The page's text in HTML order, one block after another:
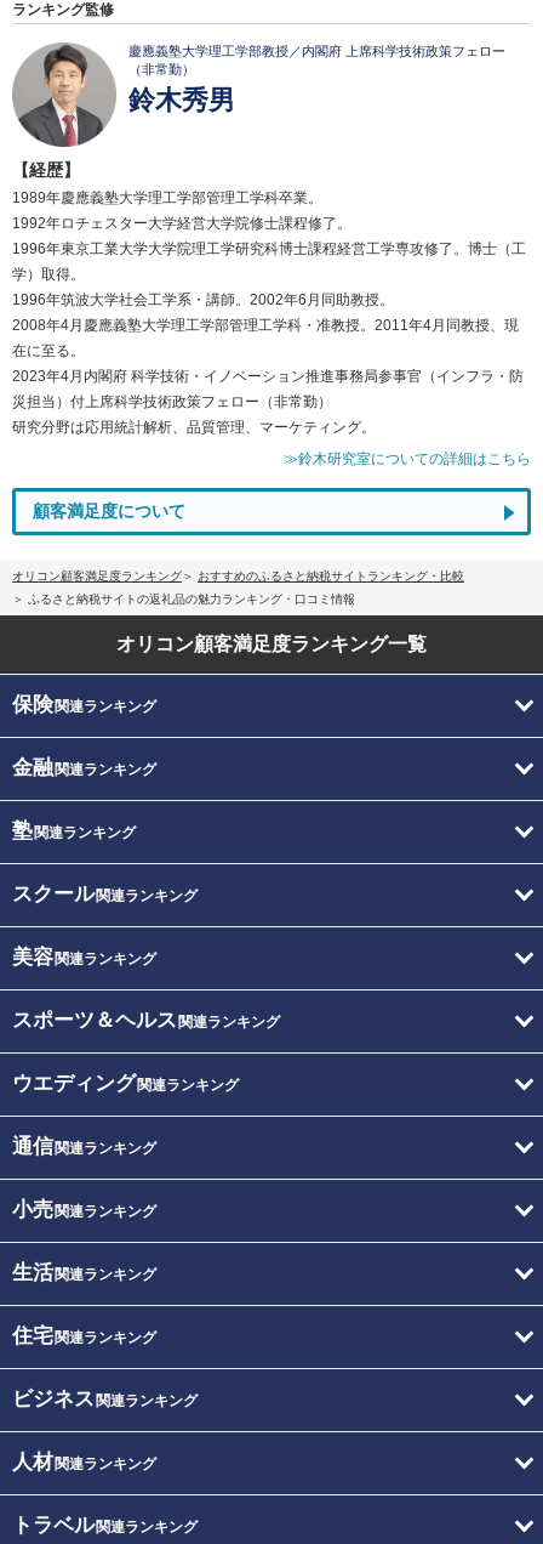
ランキング監修
慶應義塾大学理工学部教授／内閣府 上席科学技術政策フェロー
（非常勤）
鈴木秀男
【経歴】
1989年慶應義塾大学理工学部管理工学科卒業。
1992年ロチェスター大学経営大学院修士課程修了。
1996年東京工業大学大学院理工学研究科博士課程経営工学専攻修了。博士（工
学）取得。
1996年筑波大学社会工学系・講師。2002年6月同助教授。
2008年4月慶應義塾大学理工学部管理工学科・准教授。2011年4月同教授、現
在に至る。
2023年4月内閣府 科学技術・イノベーション推進事務局参事官（インフラ・防
災担当）付上席科学技術政策フェロー（非常勤）
研究分野は応用統計解析、品質管理、マーケティング。
≫鈴木研究室についての詳細はこちら
顧客満足度について
オリコン顧客満足度ランキング
おすすめのふるさと納税サイトランキング・比較
ふるさと納税サイトの返礼品の魅力ランキング・口コミ情報
オリコン顧客満足度ランキング一覧
保険関連ランキング
金融関連ランキング
塾関連ランキング
スクール関連ランキング
美容関連ランキング
スポーツ＆ヘルス 関連ランキング
ウエディング関連ランキング
通信関連ランキング
小売関連ランキング
生活関連ランキング
住宅関連ランキング
ビジネス 関連ランキング
人材関連ランキング
トラベル関連ランキング